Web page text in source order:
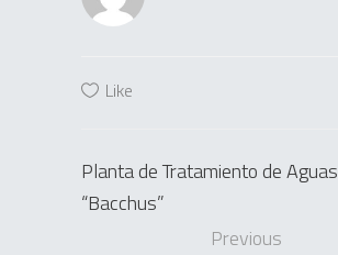
Like
Planta de Tratamiento de Aguas
“Bacchus”
Previous